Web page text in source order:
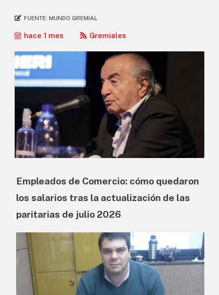
FUENTE: MUNDO GREMIAL
hace 1 mes Gremiales
Empleados de Comercio: cómo quedaron
los salarios tras la actualización de las
paritarias de julio 2026